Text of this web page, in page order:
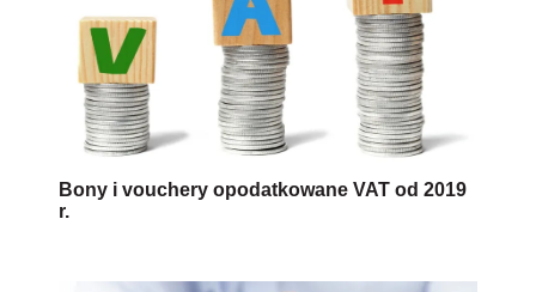
Bony i vouchery opodatkowane VAT od 2019
r.